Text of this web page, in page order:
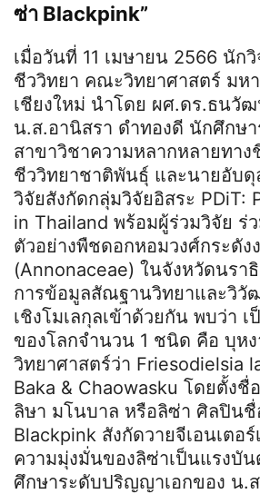
ซ่า Blackpink”
เมื่อวันที่ 11 เมษายน 2566 นัก
ชีววิทยา คณะวิทยาศาสตร์ มห
เชียงใหม่ นำโดย ผศ.ดร.ธนวัฒ
น.ส.อานิสรา ดำทองดี นักศึกษ
สาขาวิชาความหลากหลายทาง
ชีววิทยาชาติพันธุ์ และนายอับ
วิจัยสังกัดกลุ่มวิจัยอิสระ PDiT:
in Thailand พร้อมผู้ร่วมวิจัย ร่
ตัวอย่างพืชดอกหอมวงศ์กระดัง
(Annonaceae) ในจังหวัดนรา
การข้อมูลสัณฐานวิทยาและวิวั
เชิงโมเลกุลเข้าด้วยกัน พบว่า
ของโลกจำนวน 1 ชนิด คือ บุห
วิทยาศาสตร์ว่า Friesodielsia
Baka & Chaowasku โดยตั้งชื่
ลิษา มโนบาล หรือลิซ่า ศิลปินชื่
Blackpink สังกัดวายจีเอนเตอ
ความมุ่งมั่นของลิซ่าเป็นแรงบัน
ศึกษาระดับปริญญาเอกของ น.